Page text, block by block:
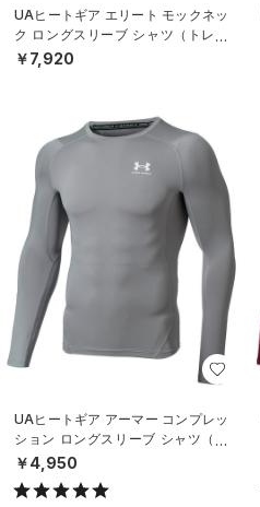
UAヒートギア エリート モックネッ
ク ロングスリーブ シャツ（トレー
ニング/MEN）
￥7,920
UAヒートギア アーマー コンプレッ
ション ロングスリーブ シャツ（ト
レーニング/MEN）
￥4,950